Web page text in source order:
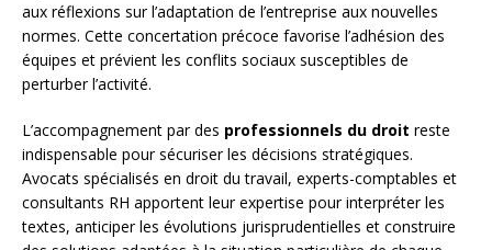
aux réflexions sur l’adaptation de l’entreprise aux nouvelles
normes. Cette concertation précoce favorise l’adhésion des
équipes et prévient les conflits sociaux susceptibles de
perturber l’activité.
L’accompagnement par des professionnels du droit reste
indispensable pour sécuriser les décisions stratégiques.
Avocats spécialisés en droit du travail, experts-comptables et
consultants RH apportent leur expertise pour interpréter les
textes, anticiper les évolutions jurisprudentielles et construire